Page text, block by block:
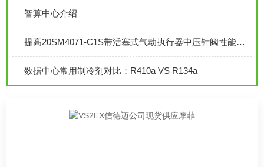
智算中心介绍
提高20SM4071-C1S带活塞式气动执行器中压针阀性能的技巧
数据中心常用制冷剂对比：R410a VS R134a